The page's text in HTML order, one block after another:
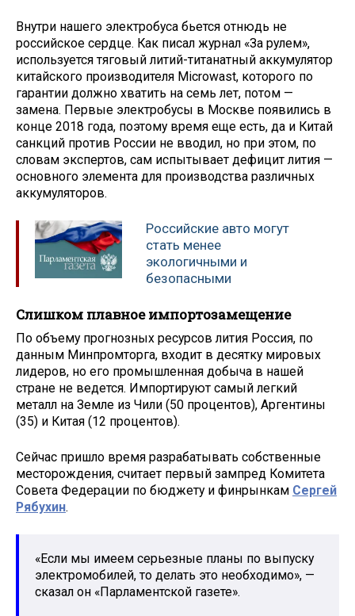
Внутри нашего электробуса бьется отнюдь не
российское сердце. Как писал журнал «За рулем»,
используется тяговый литий-титанатный аккумулятор
китайского производителя Microwast, которого по
гарантии должно хватить на семь лет, потом —
замена. Первые электробусы в Москве появились в
конце 2018 года, поэтому время еще есть, да и Китай
санкций против России не вводил, но при этом, по
словам экспертов, сам испытывает дефицит лития —
основного элемента для производства различных
аккумуляторов.
Российские авто могут
стать менее
экологичными и
безопасными
Слишком плавное импортозамещение
По объему прогнозных ресурсов лития Россия, по
данным Минпромторга, входит в десятку мировых
лидеров, но его промышленная добыча в нашей
стране не ведется. Импортируют самый легкий
металл на Земле из Чили (50 процентов), Аргентины
(35) и Китая (12 процентов).
Сейчас пришло время разрабатывать собственные
месторождения, считает первый зампред Комитета
Совета Федерации по бюджету и финрынкам Сергей
Рябухин.
«Если мы имеем серьезные планы по выпуску
электромобилей, то делать это необходимо», —
сказал он «Парламентской газете».